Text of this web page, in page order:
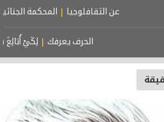
المحكمة الجنائية الدولية..
لِكَيْ أُبَالِغَ فِي حُبِّكِ | لم